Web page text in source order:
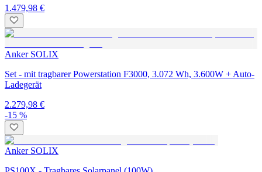
1.479,98 €
Anker SOLIX
Set - mit tragbarer Powerstation F3000, 3.072 Wh, 3.600W + Auto-
Ladegerät
2.279,98 €
-15 %
Anker SOLIX